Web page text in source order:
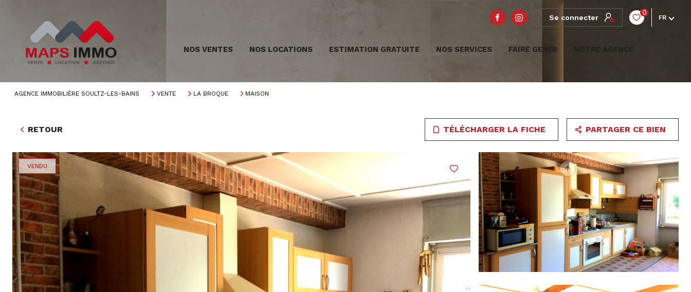
Se connecter
0
FR
NOS VENTES NOS LOCATIONS ESTIMATION GRATUITE NOS SERVICES FAIRE GERER
AGENCE IMMOBILIÈRE SOULTZ-LES-BAINS VENTE LA BROQUE MAISON
RETOUR TÉLÉCHARGER LA FICHE PARTAGER CE BIEN
VENDU